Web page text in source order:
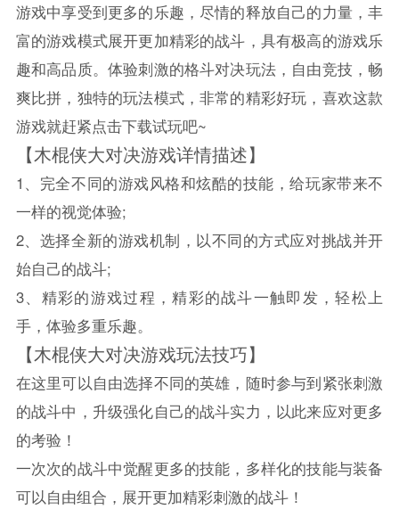
游戏中享受到更多的乐趣，尽情的释放自己的力量，丰
富的游戏模式展开更加精彩的战斗，具有极高的游戏乐
趣和高品质。体验刺激的格斗对决玩法，自由竞技，畅
爽比拼，独特的玩法模式，非常的精彩好玩，喜欢这款
游戏就赶紧点击下载试玩吧~
【木棍侠大对决游戏详情描述】
1、完全不同的游戏风格和炫酷的技能，给玩家带来不
一样的视觉体验;
2、选择全新的游戏机制，以不同的方式应对挑战并开
始自己的战斗;
3、精彩的游戏过程，精彩的战斗一触即发，轻松上
手，体验多重乐趣。
【木棍侠大对决游戏玩法技巧】
在这里可以自由选择不同的英雄，随时参与到紧张刺激
的战斗中，升级强化自己的战斗实力，以此来应对更多
的考验！
一次次的战斗中觉醒更多的技能，多样化的技能与装备
可以自由组合，展开更加精彩刺激的战斗！